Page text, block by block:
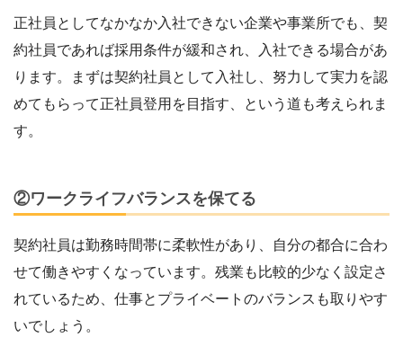
正社員としてなかなか入社できない企業や事業所でも、契
約社員であれば採用条件が緩和され、入社できる場合があ
ります。まずは契約社員として入社し、努力して実力を認
めてもらって正社員登用を目指す、という道も考えられま
す。
②ワークライフバランスを保てる
契約社員は勤務時間帯に柔軟性があり、自分の都合に合わ
せて働きやすくなっています。残業も比較的少なく設定さ
れているため、仕事とプライベートのバランスも取りやす
いでしょう。